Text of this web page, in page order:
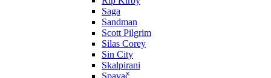
Saga
Sandman
Scott Pilgrim
Silas Corey
Sin City
Skalpirani